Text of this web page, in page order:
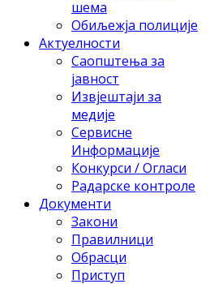
шема
Обиљежја полиције
Актуелности
Саопштења за
јавност
Извјештаји за
медије
Сервисне
Информације
Конкурси / Огласи
Радарске контроле
Документи
Закони
Правилници
Обрасци
Приступ